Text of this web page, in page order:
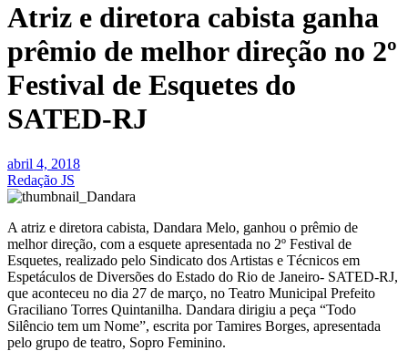
Atriz e diretora cabista ganha
prêmio de melhor direção no 2º
Festival de Esquetes do
SATED-RJ
abril 4, 2018
Redação JS
A atriz e diretora cabista, Dandara Melo, ganhou o prêmio de
melhor direção, com a esquete apresentada no 2º Festival de
Esquetes, realizado pelo Sindicato dos Artistas e Técnicos em
Espetáculos de Diversões do Estado do Rio de Janeiro- SATED-RJ,
que aconteceu no dia 27 de março, no Teatro Municipal Prefeito
Graciliano Torres Quintanilha. Dandara dirigiu a peça “Todo
Silêncio tem um Nome”, escrita por Tamires Borges, apresentada
pelo grupo de teatro, Sopro Feminino.